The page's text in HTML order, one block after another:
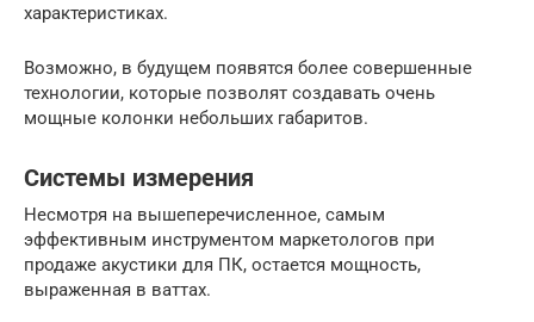
характеристиках.
Возможно, в будущем появятся более совершенные
технологии, которые позволят создавать очень
мощные колонки небольших габаритов.
Системы измерения
Несмотря на вышеперечисленное, самым
эффективным инструментом маркетологов при
продаже акустики для ПК, остается мощность,
выраженная в ваттах.